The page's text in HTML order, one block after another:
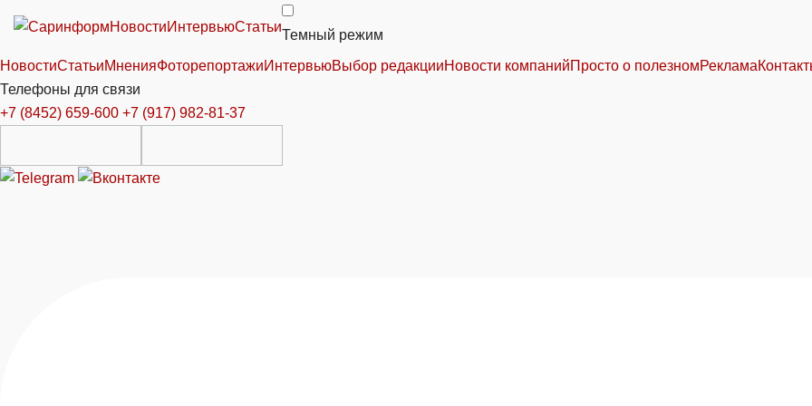
НовостиИнтервьюСтатьи
Темный режим
НовостиСтатьиМненияФоторепортажиИнтервьюВыбор редакцииНовости компанийПросто о полезномРеклама
Телефоны для связи
+7 (8452) 659-600 +7 (917) 982-81-37